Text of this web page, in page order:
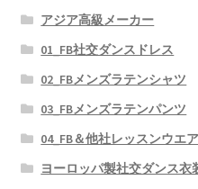
アジア高級メーカー
01_FB社交ダンスドレス
02_FBメンズラテンシャツ
03_FBメンズラテンパンツ
04_FB＆他社レッスンウエ
ヨーロッパ製社交ダンス衣